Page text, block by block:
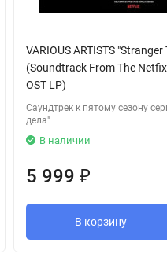
VARIOUS ARTISTS
(Soundtrack From The Netfix
OST LP)
Саундтрек к пятому сезону
дела"
В наличии
5 999 ₽
В корзину